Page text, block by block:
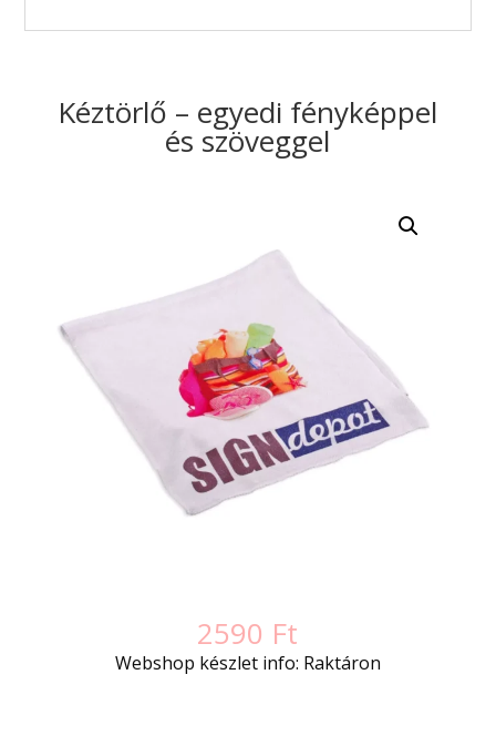
Kéztörlő – egyedi fényképpel
és szöveggel
2590 Ft
Webshop készlet info: Raktáron